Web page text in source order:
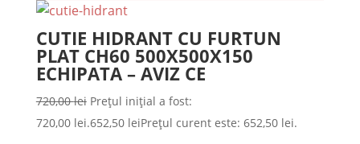
CUTIE HIDRANT CU FURTUN
PLAT CH60 500X500X150
ECHIPATA – AVIZ CE
720,00lei Prețul inițial a fost:
720,00 lei.652,50 leiPrețul curent este: 652,50 lei.